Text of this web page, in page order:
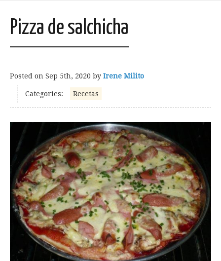
Pizza de salchicha
Posted on Sep 5th, 2020 by Irene Milito
Categories: Recetas